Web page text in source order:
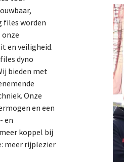
files worden
en veiligheid.
dyno
bieden met
Onze
en een
en
koppel bij
meer rijplezier